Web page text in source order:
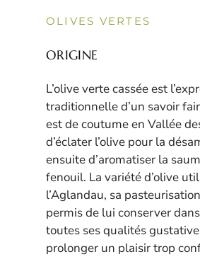
OLIVES VERTES
ORIGINE
L’olive verte cassée est
traditionnelle d’un savoir
est de coutume en Vallée
d’éclater l’olive pour la
ensuite d’aromatiser la
fenouil. La variété d’olive
l’Aglandau, sa
permis de lui conserver
toutes ses qualités
prolonger un plaisir trop